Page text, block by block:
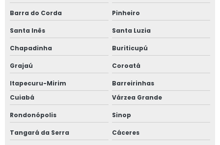
Barra do Corda Pinheiro
Santa Inês Santa Luzia
Chapadinha Buriticupú
Grajaú Coroatá
Itapecuru-Mirim
Barreirinhas
Cuiabá
Várzea Grande
Rondonópolis Sinop
Tangará da Serra Cáceres